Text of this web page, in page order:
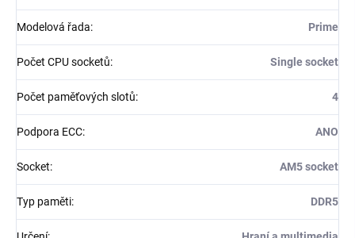
Modelová řada: Prime
Počet CPU socketů: Single socket
Počet paměťových slotů: 4
Podpora ECC: ANO
Socket: AM5 socket
Typ paměti: DDR5